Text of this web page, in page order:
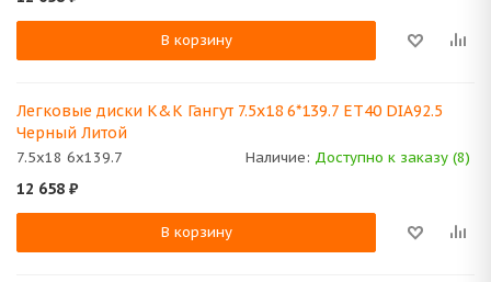
В корзину
Легковые диски K&K Гангут 7.5x18 6*139.7 ET40 DIA92.5
Черный Литой
7.5x18 6x139.7 Наличие: Доступно к заказу (8)
12 658 ₽
В корзину